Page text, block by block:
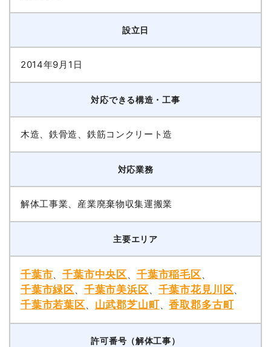
設立日
2014年9月1日
対応できる構造・工事
木造、鉄骨造、鉄筋コンクリート造
対応業務
解体工事業、産業廃棄物収集運搬業
主要エリア
千葉市、千葉市中央区、 千葉市稲毛区、
千葉市緑区、 千葉市美浜区、 千葉市花見川区、
千葉市若葉区、 山武郡芝山町、香取郡多古町
許可番号（解体工事）